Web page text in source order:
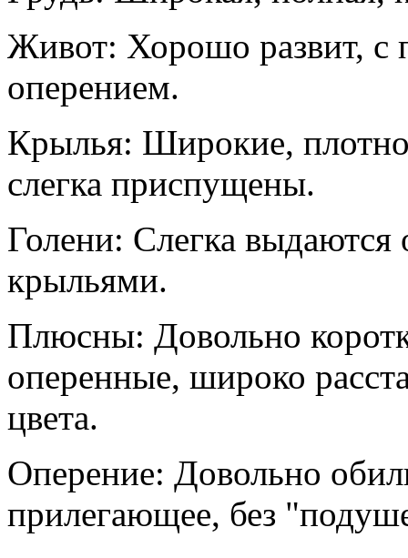
Живот: Хорошо развит,
оперением.
Крылья: Широкие,
слегка приспущены.
Голени: Слегка выдаются
крыльями.
Плюсны: Довольно
оперенные, широко
цвета.
Оперение: Довольно
прилегающее, без